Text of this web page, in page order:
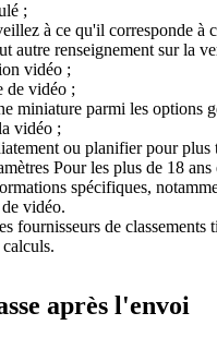
;
à ce qu'il corresponde à
autre renseignement sur la
vidéo ;
de vidéo ;
miniature parmi les options
vidéo ;
ou planifier pour plus
Pour les plus de 18
spécifiques,
vidéo.
fournisseurs de
après l'envoi